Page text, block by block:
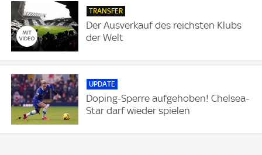
TRANSFER
Der Ausverkauf des reichsten Klubs
der Welt
UPDATE
Doping-Sperre aufgehoben! Chelsea-
Star darf wieder spielen